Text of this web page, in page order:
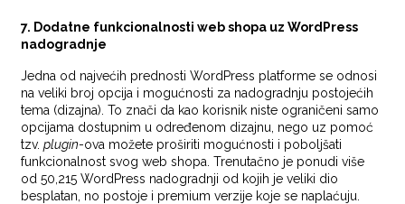
7. Dodatne funkcionalnosti web shopa uz WordPress
nadogradnje
Jedna od najvećih prednosti WordPress platforme se odnosi
na veliki broj opcija i mogućnosti za nadogradnju postojećih
tema (dizajna). To znači da kao korisnik niste ograničeni samo
opcijama dostupnim u određenom dizajnu, nego uz pomoć
tzv.plugin-ova možete proširiti mogućnosti i poboljšati
funkcionalnost svog web shopa. Trenutačno je ponudi više
od 50,215 WordPress nadogradnji od kojih je veliki dio
besplatan, no postoje i premium verzije koje se naplaćuju.